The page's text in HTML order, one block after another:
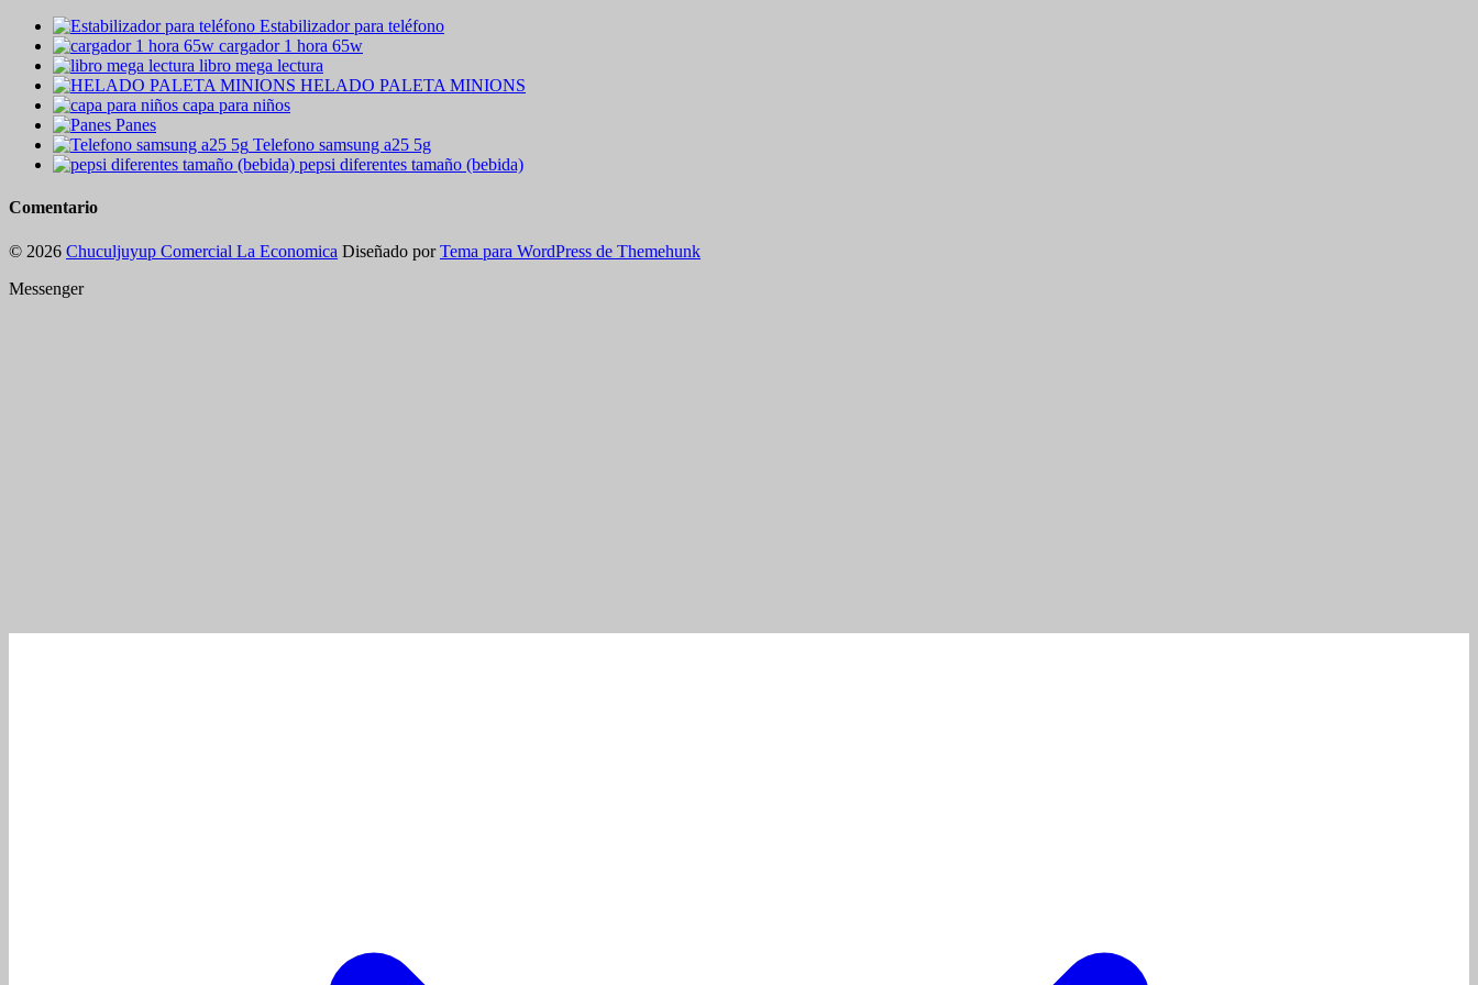
Estabilizador para teléfono
cargador 1 hora 65w
libro mega lectura
HELADO PALETA MINIONS
capa para niños
Panes
Telefono samsung a25 5g
pepsi diferentes tamaño (bebida)
Comentario
© 2026 Chuculjuyup Comercial La Economica Diseñado por Tema para WordPress de Themehunk
Messenger